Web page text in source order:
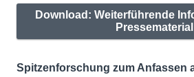
Download: Weiterführende
Pressematerial
Spitzenforschung zum Anfassen